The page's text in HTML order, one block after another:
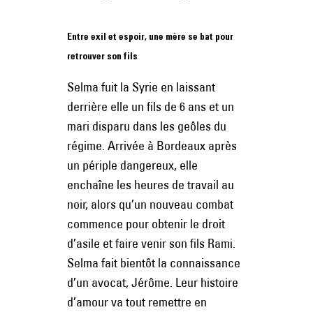
Entre exil et espoir, une mère se bat pour
retrouver son fils
Selma fuit la Syrie en laissant
derrière elle un fils de 6 ans et un
mari disparu dans les geôles du
régime. Arrivée à Bordeaux après
un périple dangereux, elle
enchaîne les heures de travail au
noir, alors qu’un nouveau combat
commence pour obtenir le droit
d’asile et faire venir son fils Rami.
Selma fait bientôt la connaissance
d’un avocat, Jérôme. Leur histoire
d’amour va tout remettre en